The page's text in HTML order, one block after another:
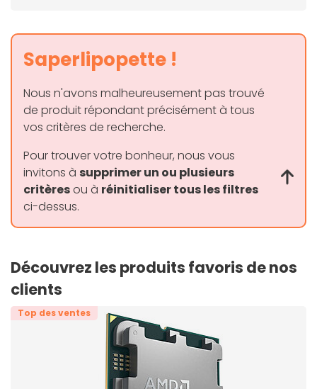
composants existants.
Saperlipopette !
Nous n'avons malheureusement pas trouvé
de produit répondant précisément à tous
vos critères de recherche.
Pour trouver votre bonheur, nous vous
invitons à supprimer un ou plusieurs
critèresou à réinitialiser tous les filtres
ci-dessus.
Découvrez les produits favoris de nos
clients
Top des ventes